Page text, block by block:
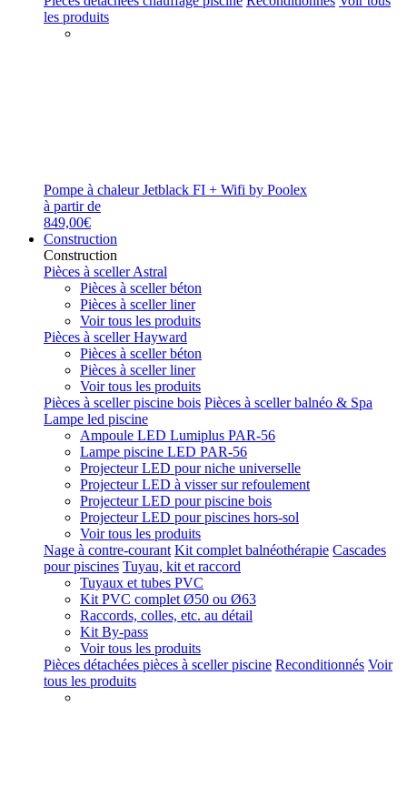
les produits
Pompe à chaleur Jetblack FI + Wifi by Poolex
à partir de
849,00€
Construction
Construction
Pièces à sceller Astral
Pièces à sceller béton
Pièces à sceller liner
Voir tous les produits
Pièces à sceller Hayward
Pièces à sceller béton
Pièces à sceller liner
Voir tous les produits
Pièces à sceller piscine bois Pièces à sceller balnéo & Spa
Lampe led piscine
Ampoule LED Lumiplus PAR-56
Lampe piscine LED PAR-56
Projecteur LED pour niche universelle
Projecteur LED à visser sur refoulement
Projecteur LED pour piscine bois
Projecteur LED pour piscines hors-sol
Voir tous les produits
Nage à contre-courant Kit complet balnéothérapie Cascades
pour piscines Tuyau, kit et raccord
Tuyaux et tubes PVC
Kit PVC complet Ø50 ou Ø63
Raccords, colles, etc. au détail
Kit By-pass
Voir tous les produits
Pièces détachées pièces à sceller piscine Reconditionnés Voir
tous les produits